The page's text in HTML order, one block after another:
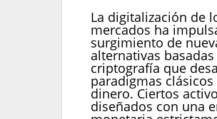
La digitalización de
mercados ha
surgimiento de
alternativas
criptografía que
paradigmas clásicos
dinero. Ciertos
diseñados con una